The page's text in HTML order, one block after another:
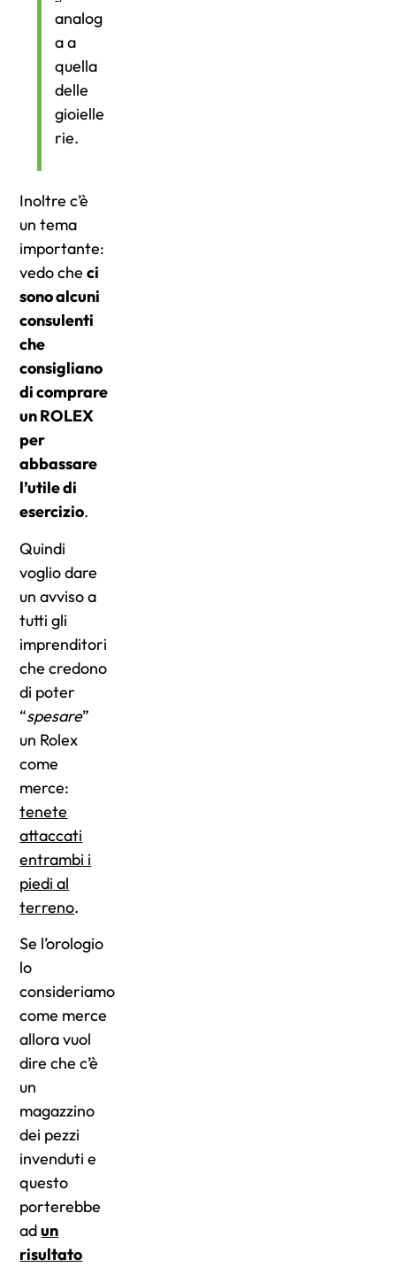
analog
a a
quella
delle
gioielle
rie.
Inoltre c’è
un tema
importante:
vedo checi
sono alcuni
consulenti
che
consigliano
di comprare
un ROLEX
per
abbassare
l’utile di
esercizio.
Quindi
voglio dare
un avviso a
tutti gli
imprenditori
che credono
di poter
“spesare”
un Rolex
come
merce:
tenete
attaccati
entrambi i
piedi al
terreno.
Se l’orologio
lo
consideriamo
come merce
allora vuol
dire che c’è
un
magazzino
dei pezzi
invenduti e
questo
porterebbe
adun
risultato